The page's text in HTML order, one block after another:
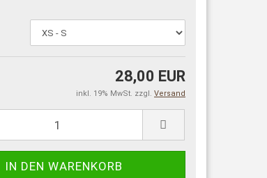
28,00 EUR
inkl. 19% MwSt. zzgl. Versand